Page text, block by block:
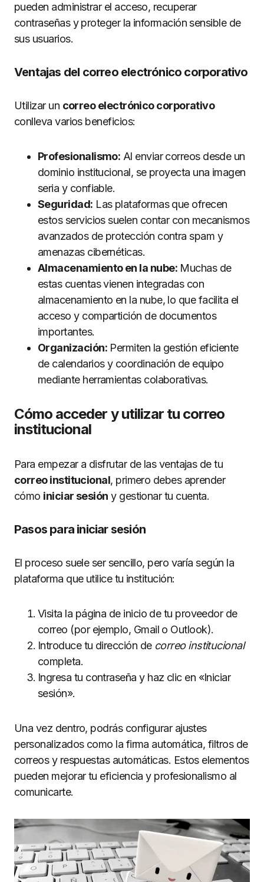
pueden administrar el acceso, recuperar
contraseñas y proteger la información sensible de
sus usuarios.
Ventajas del correo electrónico corporativo
Utilizar un correo electrónico corporativo
conlleva varios beneficios:
Profesionalismo: Al enviar correos desde un
dominio institucional, se proyecta una imagen
seria y confiable.
Seguridad: Las plataformas que ofrecen
estos servicios suelen contar con mecanismos
avanzados de protección contra spam y
amenazas cibernéticas.
Almacenamiento en la nube:Muchas de
estas cuentas vienen integradas con
almacenamiento en la nube, lo que facilita el
acceso y compartición de documentos
importantes.
Organización:Permiten la gestión eficiente
de calendarios y coordinación de equipo
mediante herramientas colaborativas.
Cómo acceder y utilizar tu correo
institucional
Para empezar a disfrutar de las ventajas de tu
correo institucional, primero debes aprender
cómo iniciar sesión y gestionar tu cuenta.
Pasos para iniciar sesión
El proceso suele ser sencillo, pero varía según la
plataforma que utilice tu institución:
Visita la página de inicio de tu proveedor de
correo (por ejemplo, Gmail o Outlook).
Introduce tu dirección de correo institucional
completa.
Ingresa tu contraseña y haz clic en «Iniciar
sesión».
Una vez dentro, podrás configurar ajustes
personalizados como la firma automática, filtros de
correos y respuestas automáticas. Estos elementos
pueden mejorar tu eficiencia y profesionalismo al
comunicarte.